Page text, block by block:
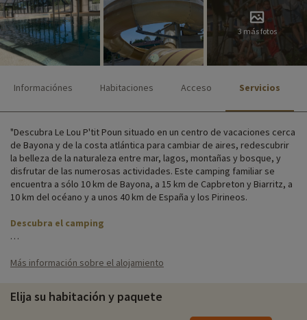
3 más fotos
Informaciónes Habitaciones Acceso Servicios
"Descubra Le Lou P'tit Poun situado en un centro de vacaciones cerca
de Bayona y de la costa atlántica para cambiar de aires, redescubrir
la belleza de la naturaleza entre mar, lagos, montañas y bosque, y
disfrutar de las numerosas actividades. Este camping familiar se
encuentra a sólo 10 km de Bayona, a 15 km de Capbreton y Biarritz, a
10 km del océano y a unos 40 km de España y los Pirineos.
Descubra el camping
cabañas con cocina, ducha y terraza. Para las parejas que buscan una
El camping está junto al mar, y los numerosos servicios in situ le
Más información sobre el alojamiento
Elija su habitación y paquete